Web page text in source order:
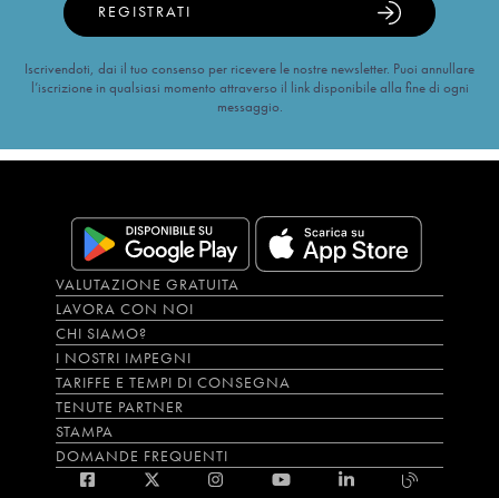
REGISTRATI
Iscrivendoti, dai il tuo consenso per ricevere le nostre newsletter. Puoi annullare
l’iscrizione in qualsiasi momento attraverso il link disponibile alla fine di ogni
messaggio.
VALUTAZIONE GRATUITA
LAVORA CON NOI
CHI SIAMO?
I NOSTRI IMPEGNI
TARIFFE E TEMPI DI CONSEGNA
TENUTE PARTNER
STAMPA
DOMANDE FREQUENTI